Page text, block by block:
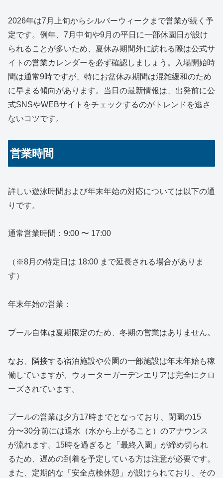
2026年は7月上旬からシルバーウィークまで営業が続く予
定です。例年、7月中旬や9月の平日に一部休園日が設け
られることが多いため、夏休み期間外に訪れる際は公式サ
イトの営業カレンダーを必ず確認しましょう。入場開始時
間は通常9時ですが、特にお盆休み期間は混雑緩和のため
に早まる傾向があります。当日の最新情報は、出発前に公
式SNSやWEBサイトをチェックするのがトレンドを逃さ
ないコツです。
営業時間
詳しい遊泳時間および年末年始の対応については以下の通
りです。
通常営業時間：9:00 〜 17:00
（※8月の特定日は 18:00 まで延長される場合がありま
す）
年末年始の営業：
プール自体は夏期限定のため、冬期の営業はありません。
なお、隣接する宿泊施設や公園の一部施設は年末年始も稼
働していますが、ウォーターガーデンエリアは完全にクロ
ーズされています。
プールの営業は夕方17時までとなっており、閉園の15
分〜30分前には退水（水から上がること）のアナウンス
が流れます。15時を過ぎると「最終入園」が締め切られ
るため、遅めの到着を予定している方は注意が必要です。
また、定期的な「安全点検休憩」が設けられており、その